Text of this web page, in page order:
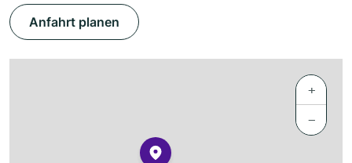
Anfahrt planen
+
−